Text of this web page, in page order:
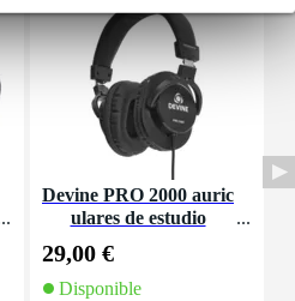
Devine PRO 2000 auric
ulares de estudio
29,00 €
Disponible